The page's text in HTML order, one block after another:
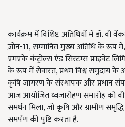
कार्यक्रम में विशिष्ट अतिथियों में डॉ. वी
ज़ोन-11, सम्मानित मुख्य अतिथि के रूप
एमएके कंट्रोल्स एंड सिस्टम्स प्राइवेट
के रूप में सेवारत, प्रथम विश्व समुदाय
कृषि जागरण के संस्थापक और प्रधान
आज आयोजित ध्वजारोहण समारोह को
समर्थन मिला, जो कृषि और ग्रामीण
समर्पण की पुष्टि करता है.